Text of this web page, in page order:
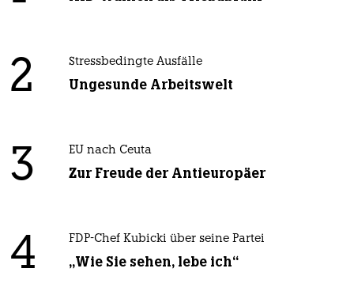
2 Stressbedingte Ausfälle
Ungesunde Arbeitswelt
3 EU nach Ceuta
Zur Freude der Antieuropäer
4 FDP-Chef Kubicki über seine Partei
„Wie Sie sehen, lebe ich“